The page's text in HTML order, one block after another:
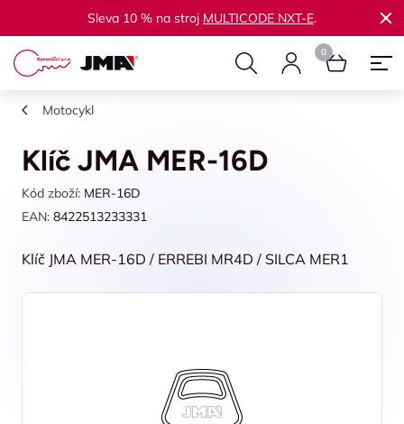
Sleva 10 % na stroj MULTICODE NXT-E.
Motocykl
Klíč JMA MER-16D
Kód zboží: MER-16D
EAN: 8422513233331
Klíč JMA MER-16D / ERREBI MR4D / SILCA MER1